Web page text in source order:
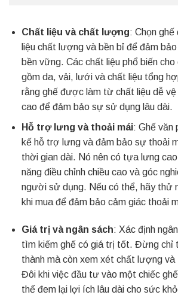
Chất liệu và chất lượng: Chọn
liệu chất lượng và bền bỉ để đảm
bền vững. Các chất liệu phổ biến
gồm da, vải, lưới và chất liệu tổng
rằng ghế được làm từ chất liệu dễ vệ
cao để đảm bảo sự sử dụng lâu dài.
Hỗ trợ lưng và thoải mái: Ghế văn
kế hỗ trợ lưng và đảm bảo sự thoải
thời gian dài. Nó nên có tựa lưng
năng điều chỉnh chiều cao và góc
người sử dụng. Nếu có thể, hãy thử
khi mua để đảm bảo cảm giác thoải
Giá trị và ngân sách: Xác định
tìm kiếm ghế có giá trị tốt. Đừng chỉ
thành mà còn xem xét chất lượng và
Đôi khi việc đầu tư vào một chiếc
thể đem lại lợi ích lâu dài cho sức